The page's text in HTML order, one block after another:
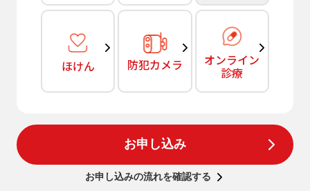
ほけん 防犯カメラ オンライン
診療
お申し込み
お申し込みの流れを確認する